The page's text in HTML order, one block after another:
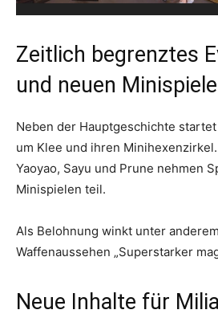
Zeitlich begrenztes
und neuen
Neben der Hauptgeschichte
um Klee und ihren
Yaoyao, Sayu und Prune nehmen
Minispielen teil.
Als Belohnung winkt unter
Waffenaussehen „Superstarker
Neue Inhalte für